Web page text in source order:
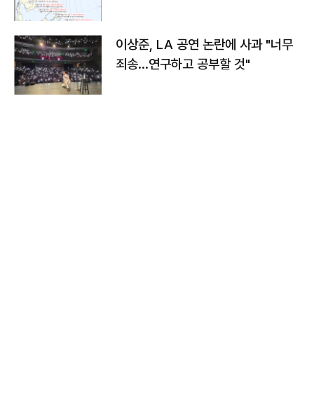
이상준, LA 공연 논란에 사과 "너무
죄송…연구하고 공부할 것"